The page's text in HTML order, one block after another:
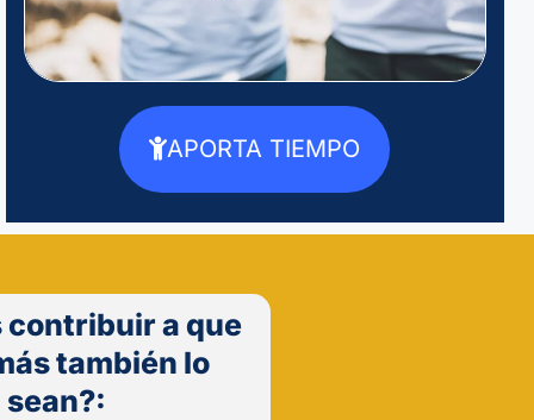
APORTA TIEMPO
contribuir a que
también lo
sean?: